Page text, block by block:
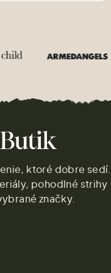
ktoré dobre sedí.
pohodlné strihy
značky.